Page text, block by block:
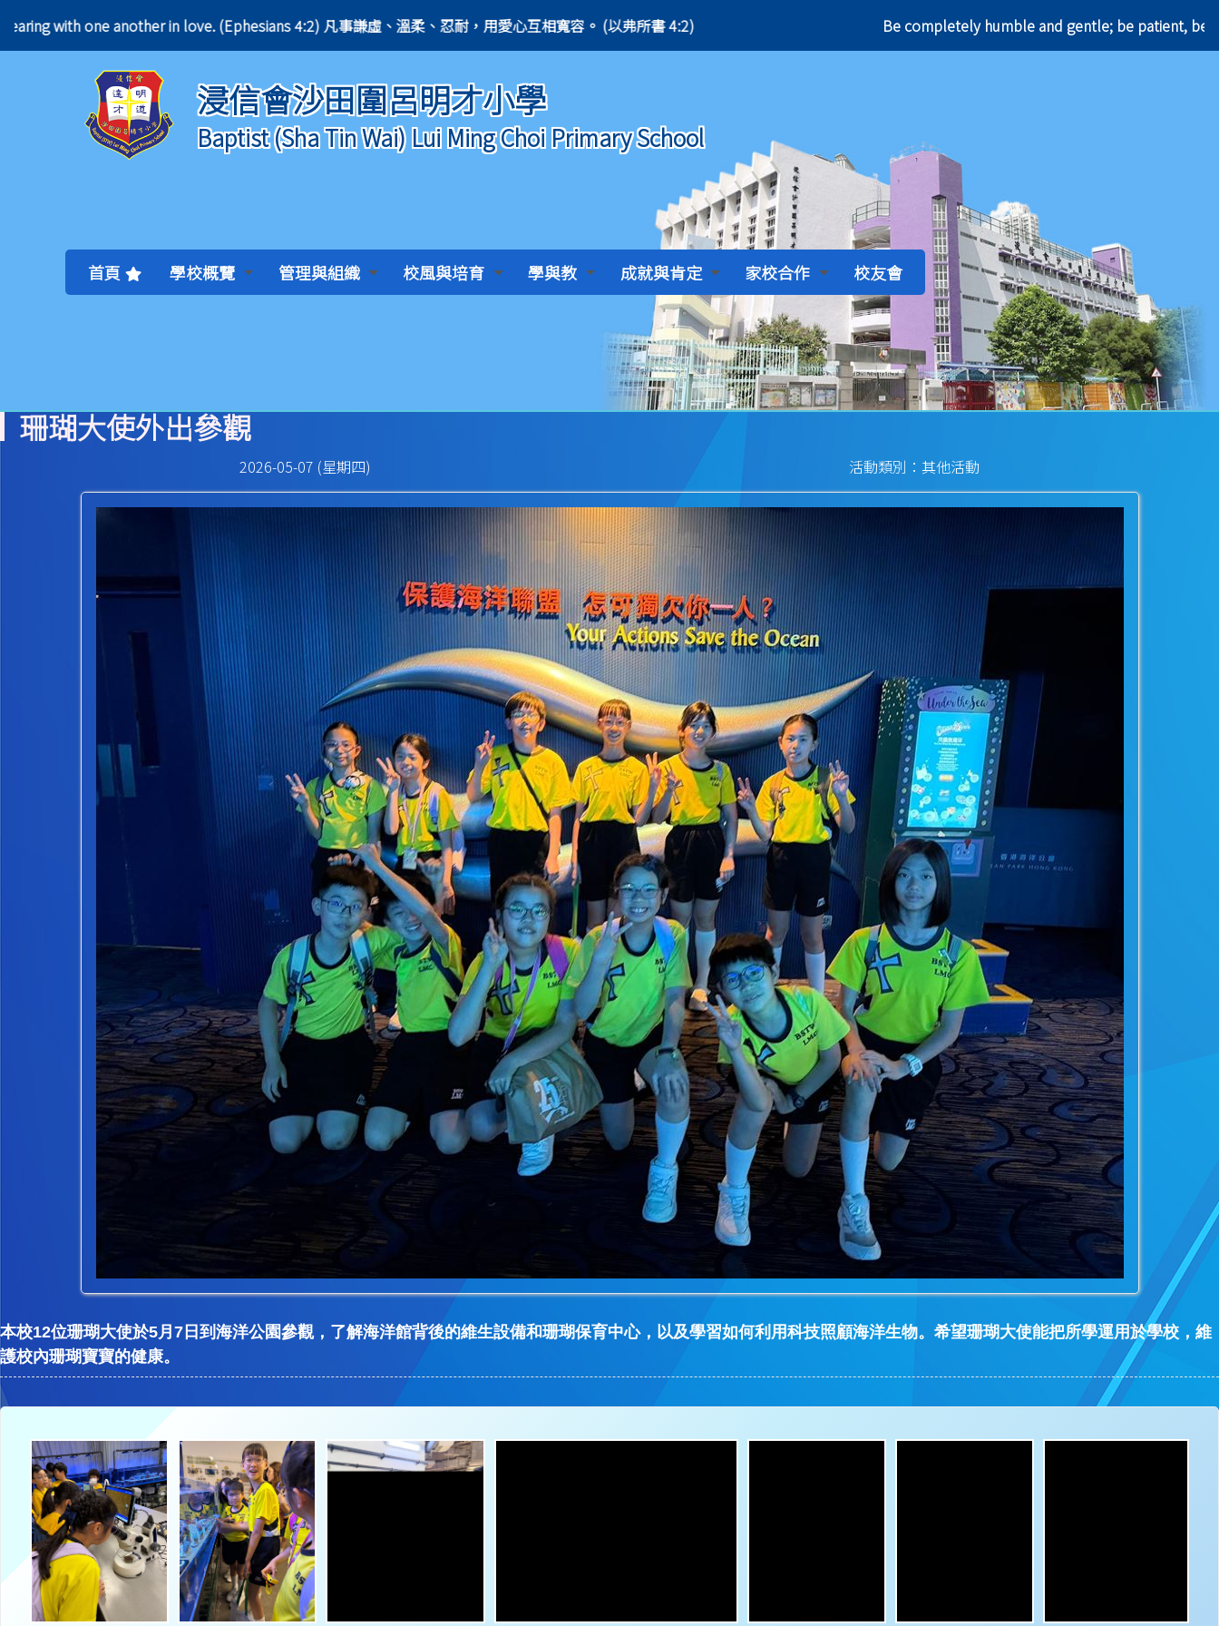
with one another in love. (Ephesians 4:2) 凡事謙虛、溫柔、忍耐，用愛心互相寬容。 (以弗所書 4:2) Be completely humble and gentle; be patient,
浸信會沙田圍呂明才小學
Baptist (Sha Tin Wai) Lui Ming Choi Primary School
首頁 學校概覽 管理與組織 校風與培育 學與教 成就與肯定 家校合作 校友會
珊瑚大使外出參觀
2026-05-07 (星期四) 活動類別：其他活動
本校12位珊瑚大使於5月7日到海洋公園參觀，了解海洋館背後的維生設備和珊瑚保育中心，以及學習如何利用科技照顧海洋生物。希望珊瑚大使能把所學運用於學校，維
護校內珊瑚寶寶的健康。